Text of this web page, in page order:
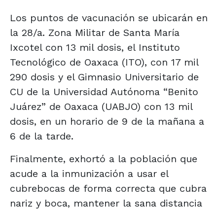
Los puntos de vacunación se ubicarán en
la 28/a. Zona Militar de Santa María
Ixcotel con 13 mil dosis, el Instituto
Tecnológico de Oaxaca (ITO), con 17 mil
290 dosis y el Gimnasio Universitario de
CU de la Universidad Autónoma “Benito
Juárez” de Oaxaca (UABJO) con 13 mil
dosis, en un horario de 9 de la mañana a
6 de la tarde.
Finalmente, exhortó a la población que
acude a la inmunización a usar el
cubrebocas de forma correcta que cubra
nariz y boca, mantener la sana distancia